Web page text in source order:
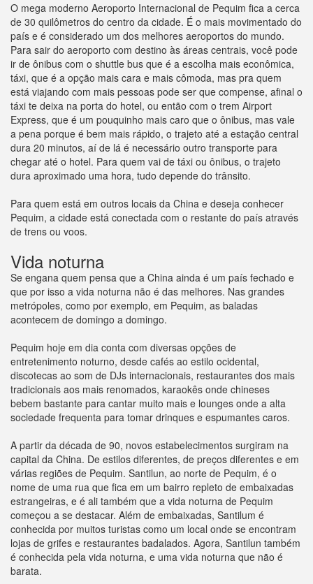
O mega moderno Aeroporto Internacional de Pequim fica a cerca
de 30 quilômetros do centro da cidade. É o mais movimentado do
país e é considerado um dos melhores aeroportos do mundo.
Para sair do aeroporto com destino às áreas centrais, você pode
ir de ônibus com o shuttle bus que é a escolha mais econômica,
táxi, que é a opção mais cara e mais cômoda, mas pra quem
está viajando com mais pessoas pode ser que compense, afinal o
táxi te deixa na porta do hotel, ou então com o trem Airport
Express, que é um pouquinho mais caro que o ônibus, mas vale
a pena porque é bem mais rápido, o trajeto até a estação central
dura 20 minutos, aí de lá é necessário outro transporte para
chegar até o hotel. Para quem vai de táxi ou ônibus, o trajeto
dura aproximado uma hora, tudo depende do trânsito.
Para quem está em outros locais da China e deseja conhecer
Pequim, a cidade está conectada com o restante do país através
de trens ou voos.
Vida noturna
Se engana quem pensa que a China ainda é um país fechado e
que por isso a vida noturna não é das melhores. Nas grandes
metrópoles, como por exemplo, em Pequim, as baladas
acontecem de domingo a domingo.
Pequim hoje em dia conta com diversas opções de
entretenimento noturno, desde cafés ao estilo ocidental,
discotecas ao som de DJs internacionais, restaurantes dos mais
tradicionais aos mais renomados, karaokês onde chineses
bebem bastante para cantar muito mais e lounges onde a alta
sociedade frequenta para tomar drinques e espumantes caros.
A partir da década de 90, novos estabelecimentos surgiram na
capital da China. De estilos diferentes, de preços diferentes e em
várias regiões de Pequim. Santilun, ao norte de Pequim, é o
nome de uma rua que fica em um bairro repleto de embaixadas
estrangeiras, e é ali também que a vida noturna de Pequim
começou a se destacar. Além de embaixadas, Santilum é
conhecida por muitos turistas como um local onde se encontram
lojas de grifes e restaurantes badalados. Agora, Santilun também
é conhecida pela vida noturna, e uma vida noturna que não é
barata.